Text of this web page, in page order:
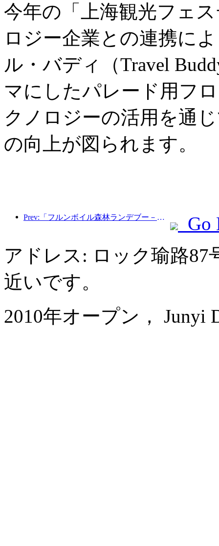
今年の「上海観光フェ
ロジー企業との連携に
ル・バディ（Travel
マにしたパレード用フ
クノロジーの活用を通
の向上が図られます。
Prev:「フルンボイル森林ランデブー－大興安嶺エクスプレス－星光列車－天一旅」観光列車が初運行を行った。
Go
アドレス: ロック瑜路
近いです。
2010年オープン， Junyi